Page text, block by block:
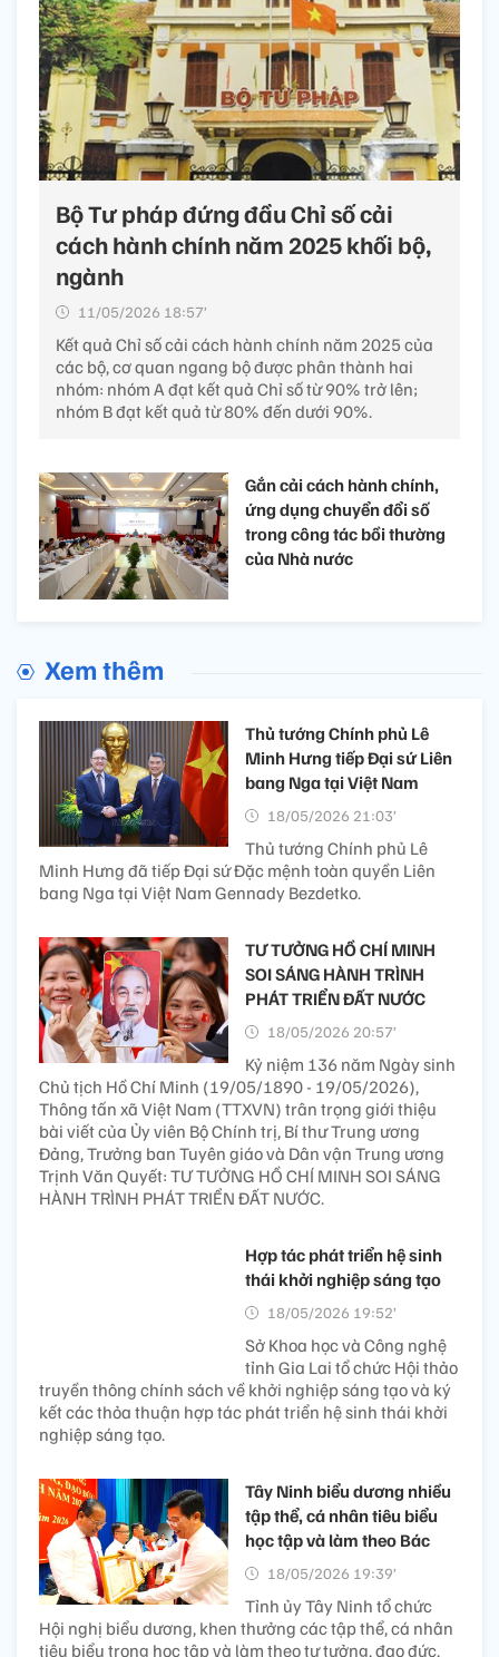
Bộ Tư pháp đứng đầu Chỉ số cải
cách hành chính năm 2025 khối bộ,
ngành
11/05/2026 18:57’
Kết quả Chỉ số cải cách hành chính năm 2025 của
các bộ, cơ quan ngang bộ được phân thành hai
nhóm: nhóm A đạt kết quả Chỉ số từ 90% trở lên;
nhóm B đạt kết quả từ 80% đến dưới 90%.
Gắn cải cách hành chính,
ứng dụng chuyển đổi số
trong công tác bồi thường
của Nhà nước
Xem thêm
Thủ tướng Chính phủ Lê
Minh Hưng tiếp Đại sứ Liên
bang Nga tại Việt Nam
18/05/2026 21:03’
Thủ tướng Chính phủ Lê
Minh Hưng đã tiếp Đại sứ Đặc mệnh toàn quyền Liên
bang Nga tại Việt Nam Gennady Bezdetko.
TƯ TƯỞNG HỒ CHÍ MINH
SOI SÁNG HÀNH TRÌNH
PHÁT TRIỂN ĐẤT NƯỚC
18/05/2026 20:57’
Kỷ niệm 136 năm Ngày sinh
Chủ tịch Hồ Chí Minh (19/05/1890 - 19/05/2026),
Thông tấn xã Việt Nam (TTXVN) trân trọng giới thiệu
bài viết của Ủy viên Bộ Chính trị, Bí thư Trung ương
Đảng, Trưởng ban Tuyên giáo và Dân vận Trung ương
Trịnh Văn Quyết: TƯ TƯỞNG HỒ CHÍ MINH SOI SÁNG
HÀNH TRÌNH PHÁT TRIỂN ĐẤT NƯỚC.
Hợp tác phát triển hệ sinh
thái khởi nghiệp sáng tạo
18/05/2026 19:52’
Sở Khoa học và Công nghệ
tỉnh Gia Lai tổ chức Hội thảo
truyền thông chính sách về khởi nghiệp sáng tạo và ký
kết các thỏa thuận hợp tác phát triển hệ sinh thái khởi
nghiệp sáng tạo.
Tây Ninh biểu dương nhiều
tập thể, cá nhân tiêu biểu
học tập và làm theo Bác
18/05/2026 19:39’
Tỉnh ủy Tây Ninh tổ chức
Hội nghị biểu dương, khen thưởng các tập thể, cá nhân
tiêu biểu trong học tập và làm theo tư tưởng, đạo đức,